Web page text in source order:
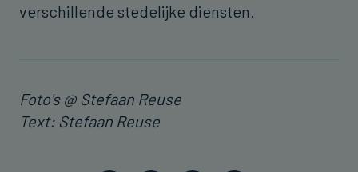
verschillende stedelijke diensten.
Foto's @ Stefaan Reuse
Text: Stefaan Reuse